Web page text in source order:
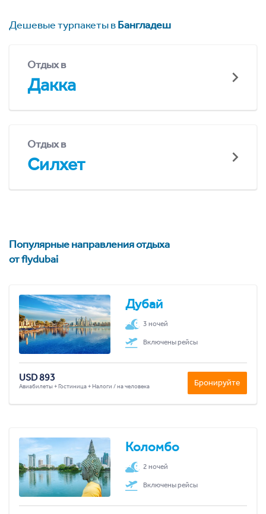
Дешевые турпакеты вБангладеш
Отдых в
Дакка
Отдых в
Силхет
Популярные направления отдыха
от flydubai
Дубай
3 ночей
Включены рейсы
USD 893
Авиабилеты + Гостиница + Налоги / на человека Бронируйте
Коломбо
2 ночей
Включены рейсы